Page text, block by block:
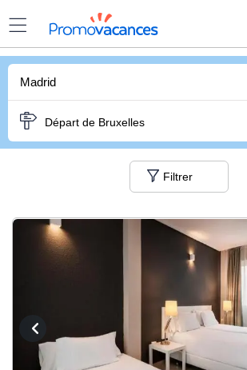
Madrid
Départ de Bruxelles
Filtrer